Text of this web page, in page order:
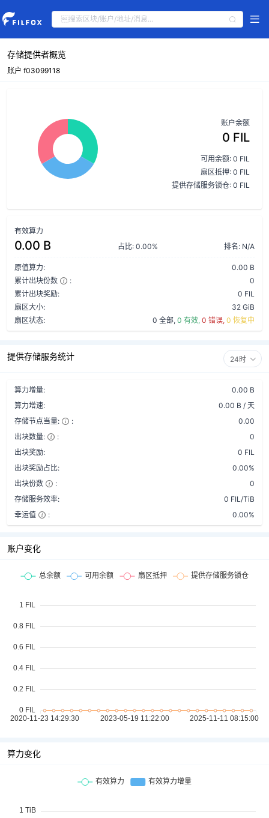
存储提供者概览
账户 f03099118
账户余额
0 FIL
可用余额: 0 FIL
扇区抵押: 0 FIL
提供存储服务锁仓: 0 FIL
有效算力
0.00 B 占比: 0.00% 排名: N/A
原值算力:
0.00 B
累计出块份数
:
0
累计出块奖励:
0 FIL
扇区大小:
32 GiB
扇区状态:
0 全部, 0 有效, 0 错误, 0 恢复中
提供存储服务统计 24时
算力增量:
0.00 B
算力增速:
0.00 B / 天
存储节点当量:
:
0.00
出块数量:
:
0
出块奖励:
0 FIL
出块奖励占比:
0.00%
出块份数
:
0
存储服务效率:
0 FIL/TiB
幸运值
: 0.00%
账户变化
算力变化